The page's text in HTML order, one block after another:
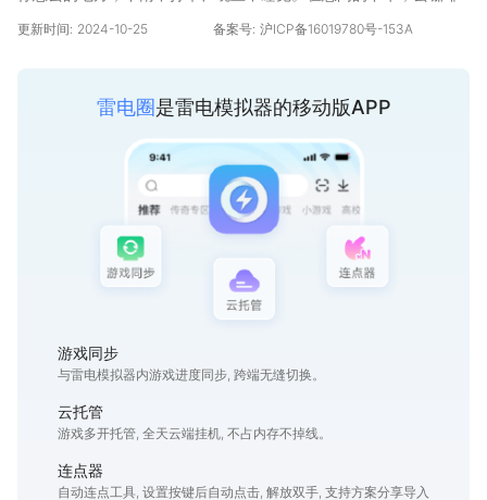
厅享受静谧的时光；心血来潮，还可以买点装修材料，亲自装扮小
体，努力工作为前提。好好工作，好好生活。
所以，你准备好来到这新世界了吗？
更新时间: 2024-10-25 备案号: 沪ICP备16019780号-153A
雷电圈是雷电模拟器的移动版APP
游戏同步
与雷电模拟器内游戏进度同步, 跨端无缝切换。
云托管
游戏多开托管, 全天云端挂机, 不占内存不掉线。
连点器
自动连点工具, 设置按键后自动点击, 解放双手, 支持方案分享导入